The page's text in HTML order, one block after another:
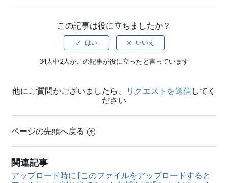
この記事は役に立ちましたか？
34人中2人がこの記事が役に立ったと言っています
他にご質問がございましたら、 リクエストを送信してく
ださい
ページの先頭へ戻る
関連記事
アップロード時に [このファイルをアップロードすると